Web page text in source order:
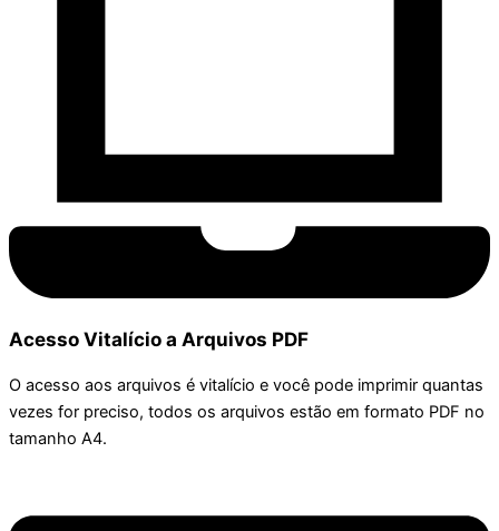
Acesso Vitalício a Arquivos PDF
O acesso aos arquivos é vitalício e você pode imprimir quantas
vezes for preciso, todos os arquivos estão em formato PDF no
tamanho A4.